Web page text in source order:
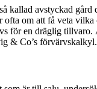
kallad avstyckad
ofta om att få veta
för en dräglig tillvaro.
& Co’s